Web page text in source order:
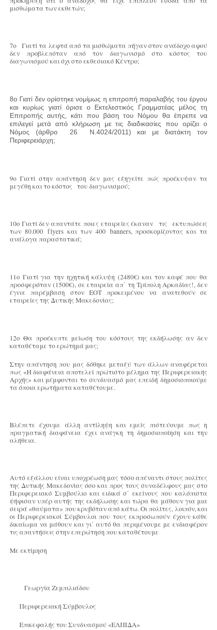
μισθώματα των εκθετών;
7ο Γιατί τα λεφτά από τα μισθώματα πήγαν στον ανάδοχο αφού
δεν προβλεπόταν από τον διαγωνισμό στο κόστος του
διαγωνισμού και όχι στο εκθεσιακό Κέντρο;
8ο Γιατί δεν ορίστηκε νομίμως η επιτροπή παραλαβής του έργου
και κυρίως γιατί όρισε ο Εκτελεστικός Γραμματέας μέλος τη
Επιτροπής αυτής, κάτι που βάση του Νόμου θα έπρεπε να
επιλεγεί μετά από κλήρωση με τις διαδικασίες που ορίζει ο
Νόμος (άρθρο 26 Ν.4024/2011) και με διατάκτη τον
Περιφερειάρχη;
9ο Γιατί στην απάντηση δεν μας εξηγείτε πώς προέκυψαν τα
μεγέθη και το κόστος του διαγωνισμού;
10ο Γιατί δεν απαντάτε ποιες εταιρείες έκαναν τις εκτυπώσεις
των 80.000 flyers και των 400 banners, προσκομίζοντας και τα
ανάλογα παραστατικά;
11ο Γιατί για την ηχητική κάλυψη (2480€) και τον καφέ που θα
προσφερόταν (1500€), σε εταιρεία απ΄ τη Τρίπολη Αρκαδίας!, δεν
έγινε παρέμβαση στον ΕΟΤ προκειμένου να ανατεθούν σε
εταιρείες της Δυτικής Μακεδονίας;
12ο Θα προέκυπτε μείωση του κόστους της εκδήλωσης αν δεν
καταθέταμε το ερώτημά μας;
Στην απάντηση που μας δόθηκε μεταξύ των άλλων αναφέρεται
πως «Η διαφάνεια αποτελεί πρώτιστο μέλημα της Περιφερειακής
Αρχής» και μέμφονται το συνδυασμό μας επειδή δημοσιοποιούμε
τα όποια ερωτήματα καταθέτουμε.
Βλέπετε έχουμε άλλη αντίληψη και εμείς πιστεύουμε πως η
πραγματική διαφάνεια έχει ανάγκη τη δημοσιοποίηση και την
αλήθεια.
Αυτό εξάλλου είναι υποχρέωση μας τόσο απέναντι στους πολίτες
της Δυτικής Μακεδονίας όσο και προς τους συναδέλφους μας στο
Περιφερειακό Συμβούλιο και ειδικά σ΄ εκείνους που καλόπιστα
ψήφισαν υπέρ αυτής της εκδήλωσης και τώρα θα μάθουν για μια
σειρά «θαύματα» που κρυβόταν από κάτω. Οι πολίτες, λοιπόν, και
οι Περιφερειακοί Σύμβουλοι που τους εκπροσωπούν έχουν κάθε
δικαίωμα να μάθουν και γι΄ αυτό θα περιμένουμε με ενδιαφέρον
τις απαντήσεις στην επερώτηση που καταθέτουμε
Με εκτίμηση
Γεωργία Ζεμπιλιάδου
Περιφερειακή Σύμβουλος
Επικεφαλής του Συνδυασμού «ΕΛΠΙΔΑ»